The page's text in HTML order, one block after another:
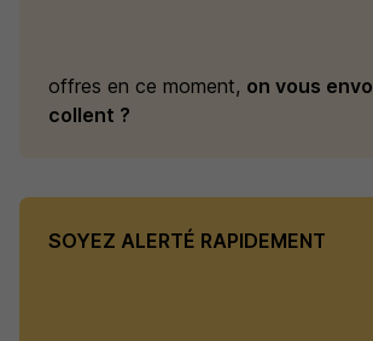
offres en ce moment, on vous
collent ?
SOYEZ ALERTÉ RAPIDEMENT